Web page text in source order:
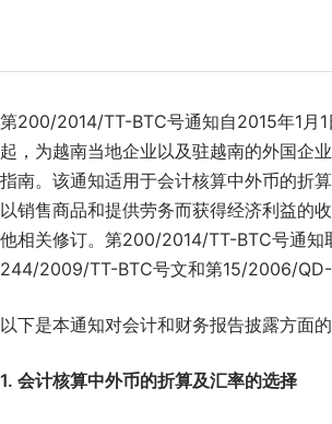
第200/2014/TT-BTC号通知自2015年1月
起，为越南当地企业以及驻越南的外国企
指南。该通知适用于会计核算中外币的折
以销售商品和提供劳务而获得经济利益的
他相关修订。第200/2014/TT-BTC号通知
244/2009/TT-BTC号文和第15/2006/QD-
以下是本通知对会计和财务报告披露方面的
1. 会计核算中外币的折算及汇率的选择